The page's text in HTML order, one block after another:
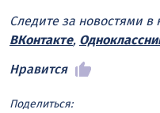
Следите за новостями в
ВКонтакте,
Нравится
Поделиться: